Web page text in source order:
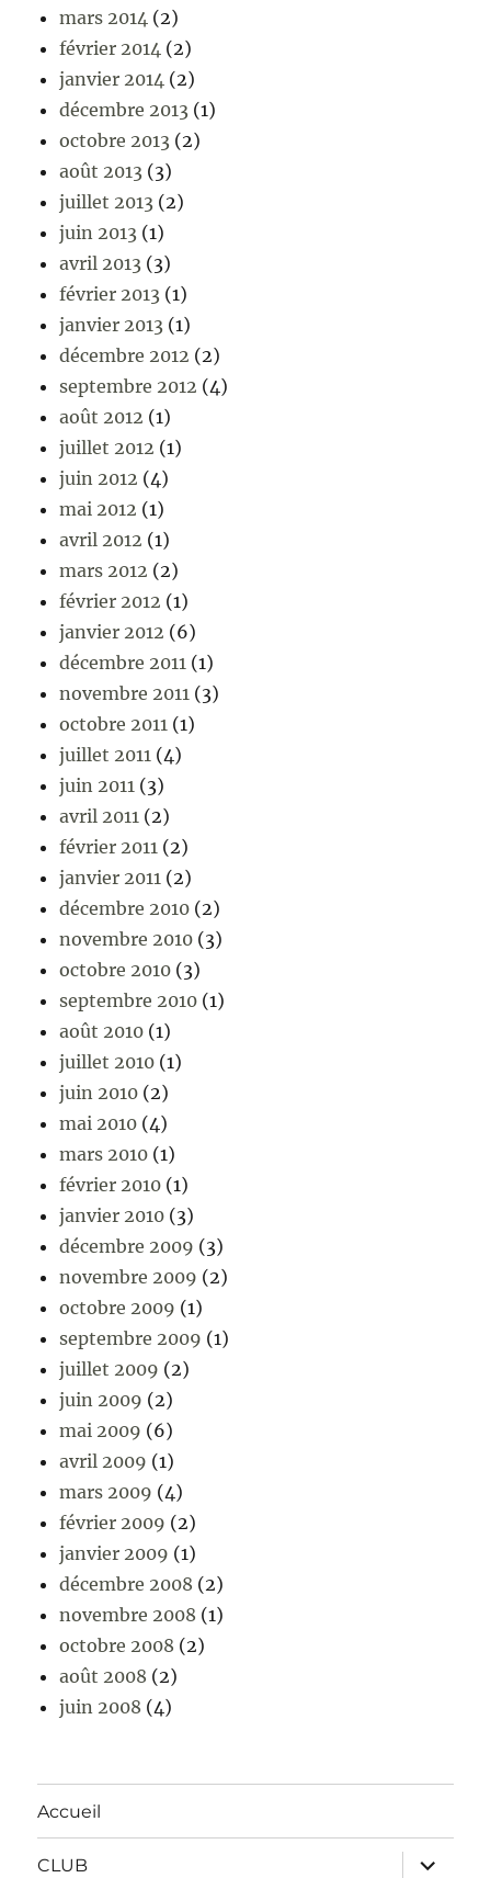
mars 2014 (2)
février 2014 (2)
janvier 2014 (2)
décembre 2013 (1)
octobre 2013 (2)
août 2013 (3)
juillet 2013 (2)
juin 2013 (1)
avril 2013 (3)
février 2013 (1)
janvier 2013 (1)
décembre 2012 (2)
septembre 2012 (4)
août 2012 (1)
juillet 2012 (1)
juin 2012 (4)
mai 2012 (1)
avril 2012 (1)
mars 2012 (2)
février 2012 (1)
janvier 2012 (6)
décembre 2011 (1)
novembre 2011 (3)
octobre 2011 (1)
juillet 2011 (4)
juin 2011 (3)
avril 2011 (2)
février 2011 (2)
janvier 2011 (2)
décembre 2010 (2)
novembre 2010 (3)
octobre 2010 (3)
septembre 2010 (1)
août 2010 (1)
juillet 2010 (1)
juin 2010 (2)
mai 2010 (4)
mars 2010 (1)
février 2010 (1)
janvier 2010 (3)
décembre 2009 (3)
novembre 2009 (2)
octobre 2009 (1)
septembre 2009 (1)
juillet 2009 (2)
juin 2009 (2)
mai 2009 (6)
avril 2009 (1)
mars 2009 (4)
février 2009 (2)
janvier 2009 (1)
décembre 2008 (2)
novembre 2008 (1)
octobre 2008 (2)
août 2008 (2)
juin 2008 (4)
Accueil
CLUB
ouvrir